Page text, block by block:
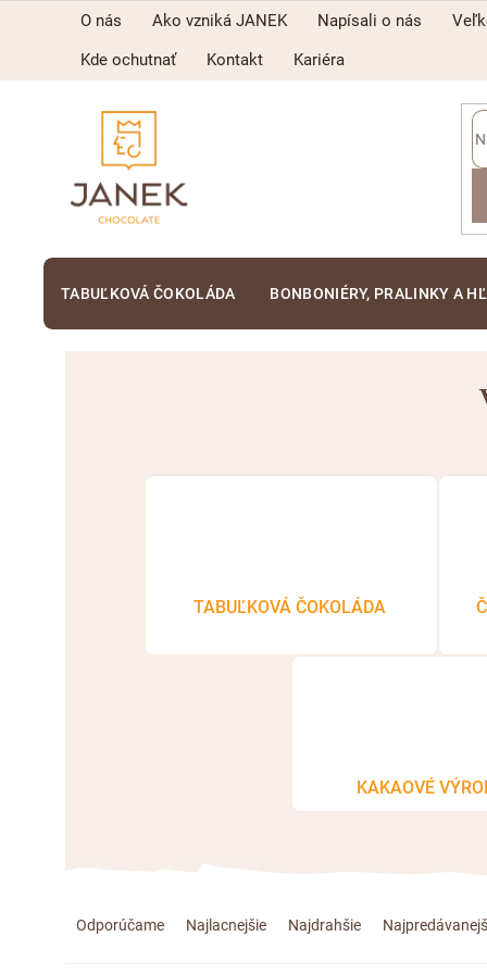
O nás Ako vzniká JANEK Napísali o nás
Kde ochutnať
Kontakt Kariéra
TABUĽKOVÁ ČOKOLÁDA BONBONIÉRY, PRALINKY A
TABUĽKOVÁ ČOKOLÁDA
KAKAOVÉ
R
a
Odporúčame Najlacnejšie Najdrahšie